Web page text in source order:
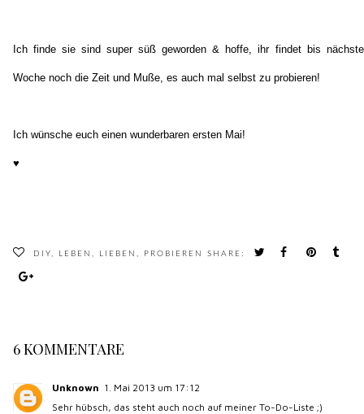
Ich finde sie sind super süß geworden & hoffe, ihr findet bis nächste
Woche noch die Zeit und Muße, es auch mal selbst zu probieren!
Ich wünsche euch einen wunderbaren ersten Mai!
♥
DIY, LEBEN, LIEBEN, PROBIEREN SHARE:
6 KOMMENTARE
Unknown 1. Mai 2013 um 17:12
Sehr hübsch, das steht auch noch auf meiner To-Do-Liste ;)